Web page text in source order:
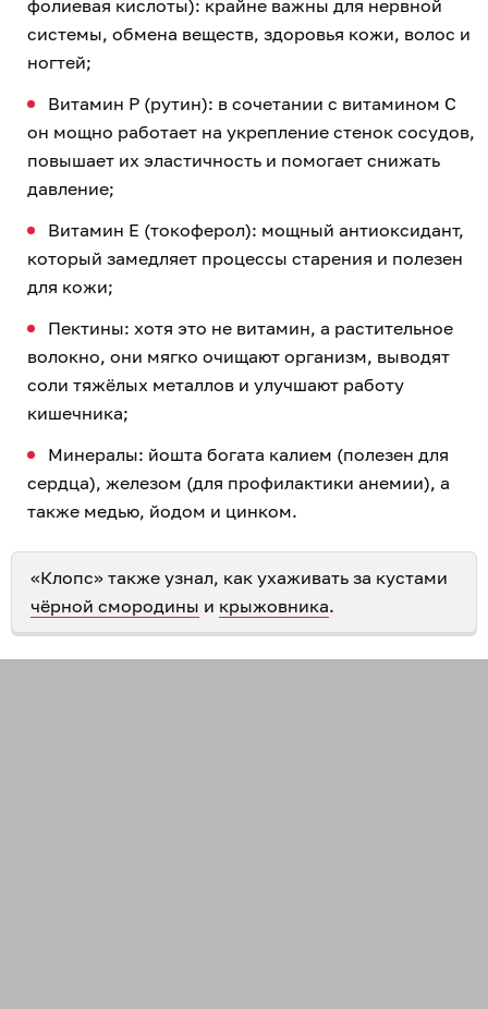
фолиевая кислоты): крайне важны для нервной
системы, обмена веществ, здоровья кожи, волос и
ногтей;
Витамин P (рутин): в сочетании с витамином C
он мощно работает на укрепление стенок сосудов,
повышает их эластичность и помогает снижать
давление;
Витамин E (токоферол): мощный антиоксидант,
который замедляет процессы старения и полезен
для кожи;
Пектины: хотя это не витамин, а растительное
волокно, они мягко очищают организм, выводят
соли тяжёлых металлов и улучшают работу
кишечника;
Минералы: йошта богата калием (полезен для
сердца), железом (для профилактики анемии), а
также медью, йодом и цинком.
«Клопс» также узнал, как ухаживать за кустами
чёрной смородины и крыжовника.